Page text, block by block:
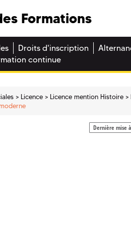
Formations
Droits d'inscription
continue
Licence Licence mention Histoire
Dernière mise